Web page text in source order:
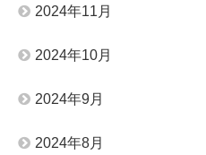
2024年11月
2024年10月
2024年9月
2024年8月